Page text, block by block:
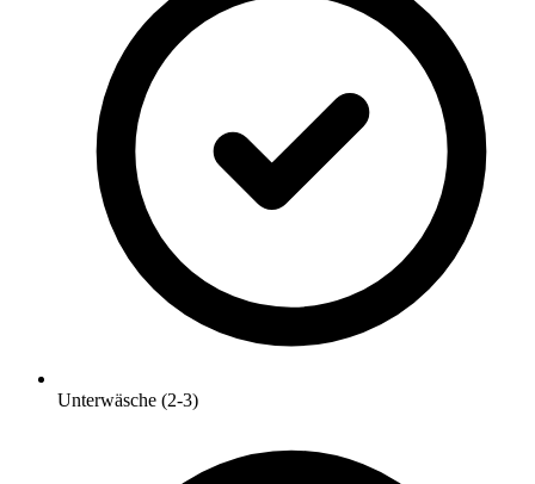
Unterwäsche (2-3)